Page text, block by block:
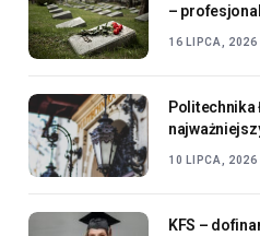
–
organizacja
16 LIPCA, 2026
Politechnika
10 LIPCA, 2026
KFS –